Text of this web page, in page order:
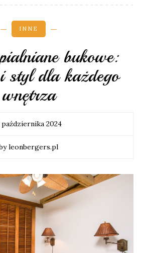
INNE
bukowe:
styl dla każdego
wnętrza
października 2024
leonbergers.pl